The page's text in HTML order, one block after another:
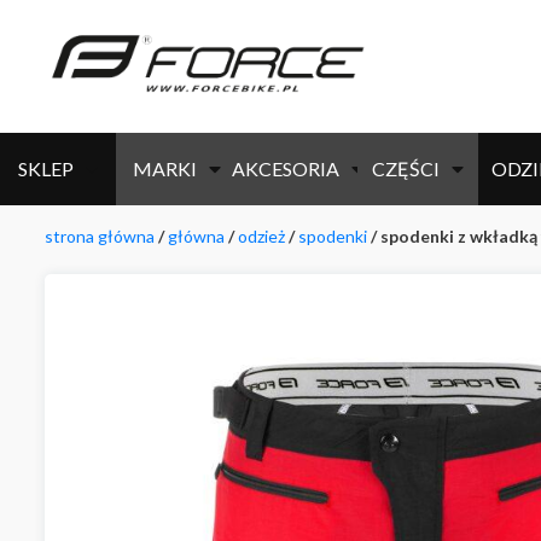
SKLEP MARKI AKCESORIA CZĘŚCI
strona główna /główna /odzież/spodenki/ spodenki z